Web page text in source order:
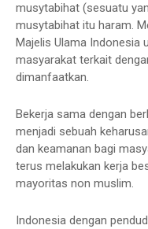
musytabihat (sesuatu
musytabihat itu haram.
Majelis Ulama Indonesia
masyarakat terkait
dimanfaatkan.
Bekerja sama dengan
menjadi sebuah
dan keamanan bagi
terus melakukan kerja
mayoritas non muslim.
Indonesia dengan